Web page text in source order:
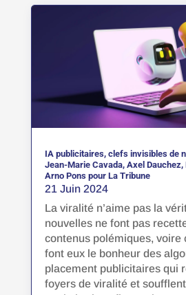
IA publicitaires, clefs invisibles de
Jean-Marie Cavada, Axel Dauchez,
Arno Pons pour La Tribune
21 Juin 2024
La viralité n’aime pas la
nouvelles ne font pas
contenus polémiques, voire
font eux le bonheur des
placement publicitaires qui
foyers de viralité et